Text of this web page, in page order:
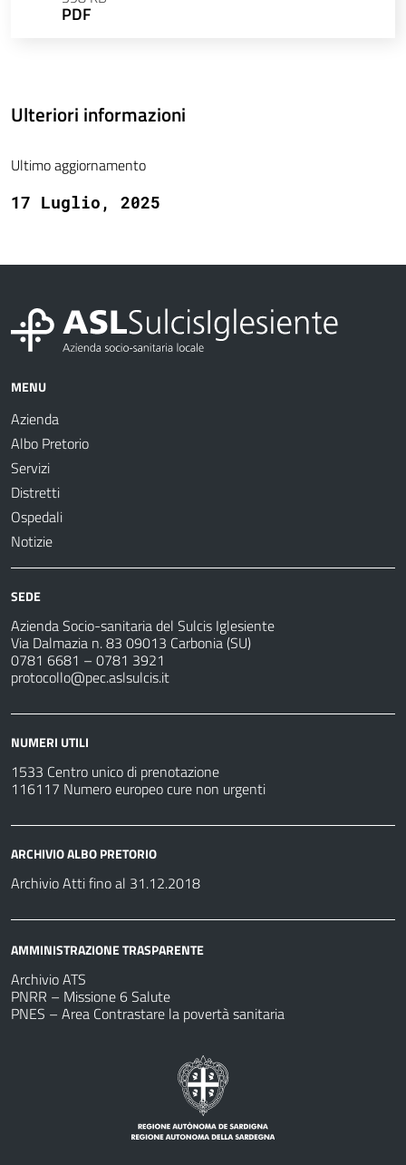
PDF
Ulteriori informazioni
Ultimo aggiornamento
17 Luglio, 2025
MENU
Azienda
Albo Pretorio
Servizi
Distretti
Ospedali
Notizie
SEDE
Azienda Socio-sanitaria del Sulcis Iglesiente
Via Dalmazia n. 83 09013 Carbonia (SU)
0781 6681 – 0781 3921
protocollo@pec.aslsulcis.it
NUMERI UTILI
1533 Centro unico di prenotazione
116117 Numero europeo cure non urgenti
ARCHIVIO ALBO PRETORIO
Archivio Atti fino al 31.12.2018
AMMINISTRAZIONE TRASPARENTE
Archivio ATS
PNRR – Missione 6 Salute
PNES – Area Contrastare la povertà sanitaria